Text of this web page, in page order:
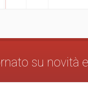
su novità